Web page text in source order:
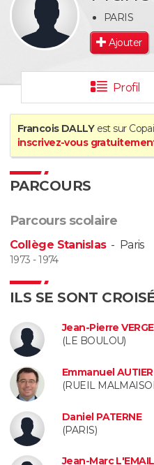
PARIS
Ajouter
Profil
Francois DALLYest sur
inscrivez-vous
PARCOURS
Parcours scolaire
Collège Stanislas- Paris
1973 - 1974
ILS SE SONT
Jean-Pierre VERGE
(LE BOULOU)
Emmanuel AUTIER
(RUEIL
Daniel PATERNE
(PARIS)
Jean-Marc